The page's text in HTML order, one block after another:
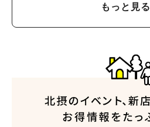
もっと見る